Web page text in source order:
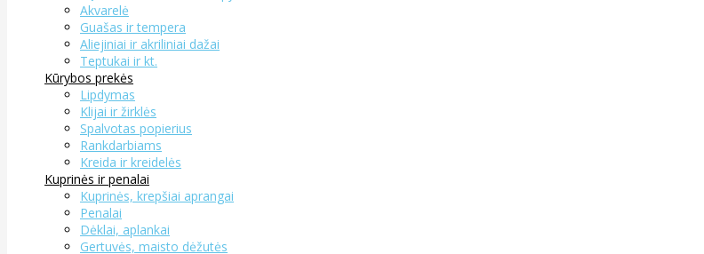
Akvarelė
Guašas ir tempera
Aliejiniai ir akriliniai dažai
Teptukai ir kt.
Kūrybos prekės
Lipdymas
Klijai ir žirklės
Spalvotas popierius
Rankdarbiams
Kreida ir kreidelės
Kuprinės ir penalai
Kuprinės, krepšiai aprangai
Penalai
Dėklai, aplankai
Gertuvės, maisto dėžutės